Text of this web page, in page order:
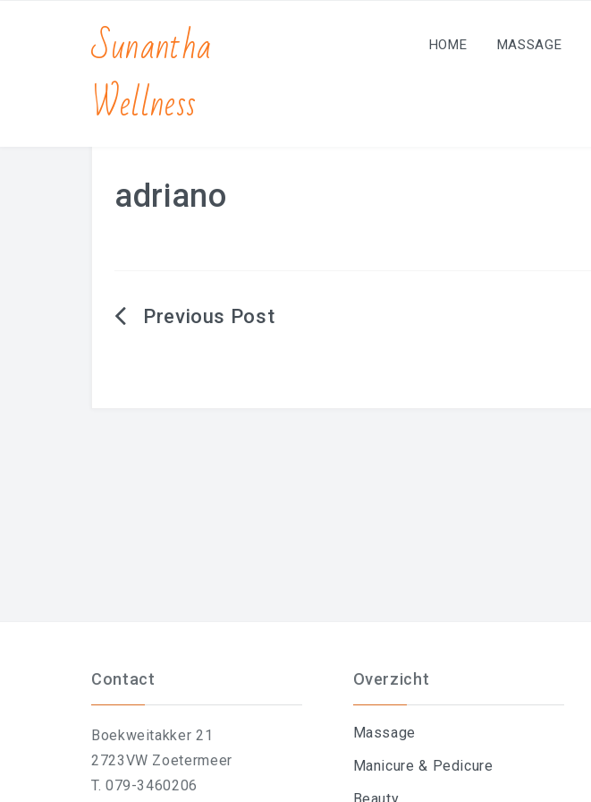
Sunantha
Wellness
HOME MASSAGE
adriano
Berichtnavigatie
Contact
Boekweitakker 21
2723VW Zoetermeer
T. 079-3460206
Overzicht
Massage
Manicure & Pedicure